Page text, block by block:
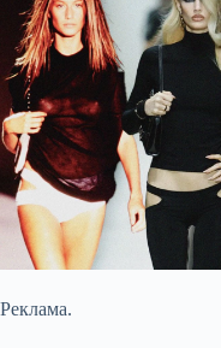
Реклама.